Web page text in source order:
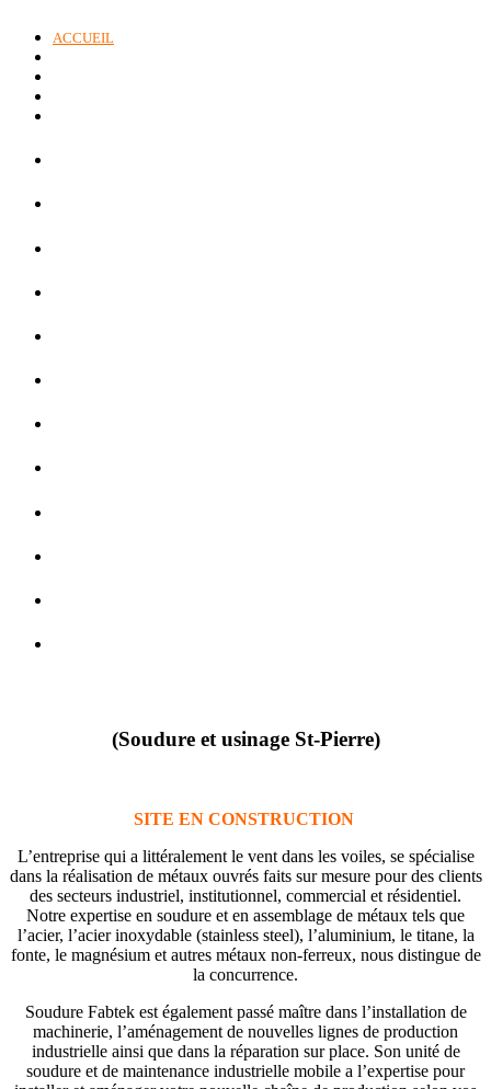
ACCUEIL
(Soudure et usinage St-Pierre)
SITE EN CONSTRUCTION
L’entreprise qui a littéralement le vent dans les voiles, se spécialise
dans la réalisation de métaux ouvrés faits sur mesure pour des clients
des secteurs industriel, institutionnel, commercial et résidentiel.
Notre expertise en soudure et en assemblage de métaux tels que
l’acier, l’acier inoxydable (stainless steel), l’aluminium, le titane, la
fonte, le magnésium et autres métaux non-ferreux, nous distingue de
la concurrence.
Soudure Fabtek est également passé maître dans l’installation de
machinerie, l’aménagement de nouvelles lignes de production
industrielle ainsi que dans la réparation sur place. Son unité de
soudure et de maintenance industrielle mobile a l’expertise pour